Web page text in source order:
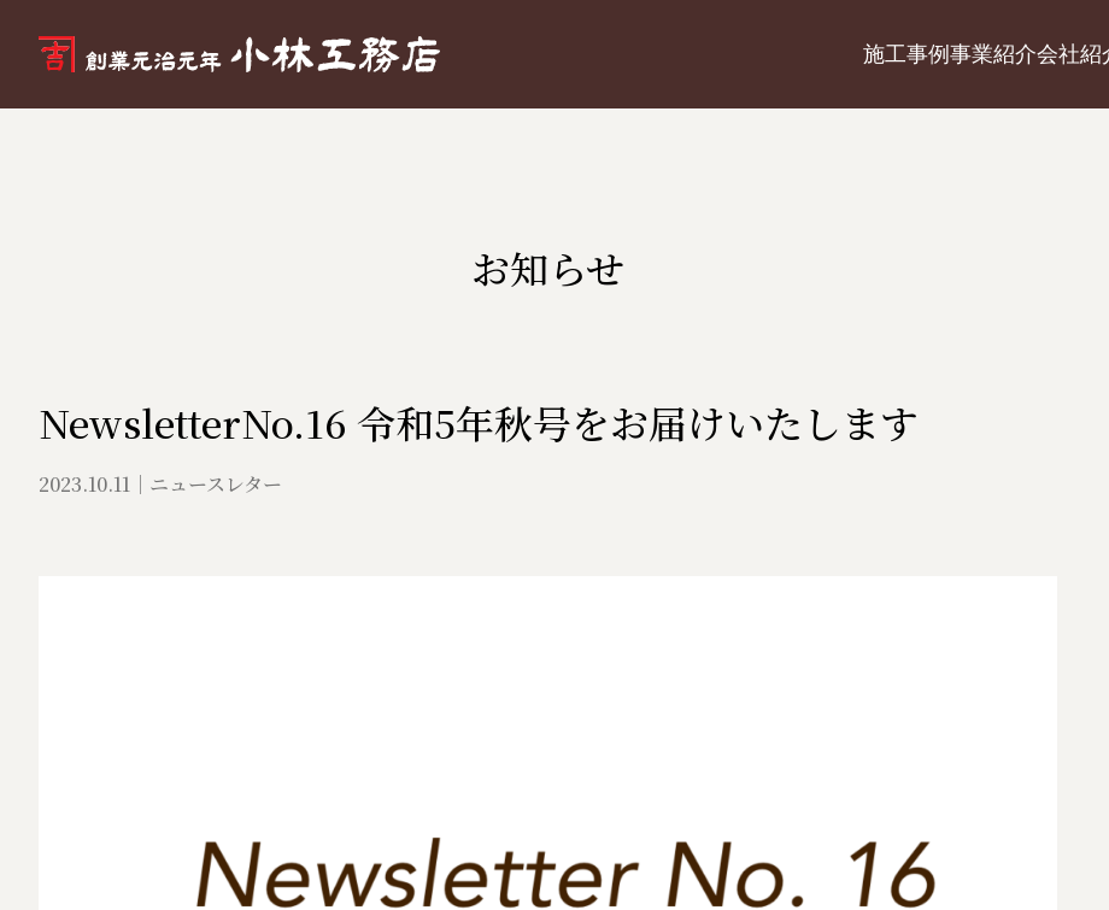
施工事例 事業紹介会社紹
お知らせ
NewsletterNo.16 令和5年秋号をお届けいたします
2023.10.11 ニュースレター